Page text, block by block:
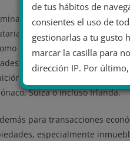
paraísos fiscales ,
es muy reducida, nula o
las Bahamas, Panamá o las
destapadas en la
de paraíso fiscal no es
Suiza o incluso Irlanda.
para transacciones
especialmente
de tus hábitos de
consientes el uso de
gestionarlas a tu gusto
marcar la casilla para
dirección IP. Por
.